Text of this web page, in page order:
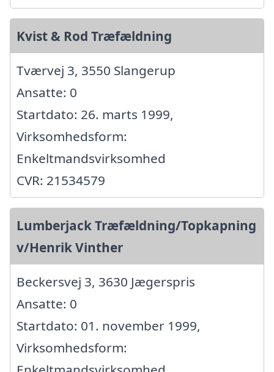
Kvist & Rod Træfældning
Tværvej 3, 3550 Slangerup
Ansatte: 0
Startdato: 26. marts 1999,
Virksomhedsform:
Enkeltmandsvirksomhed
CVR: 21534579
Lumberjack Træfældning/Topkapning
v/Henrik Vinther
Beckersvej 3, 3630 Jægerspris
Ansatte: 0
Startdato: 01. november 1999,
Virksomhedsform: